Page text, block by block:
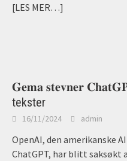
[LES MER…]
𝐆𝐞𝐦𝐚 𝐬𝐭𝐞𝐯𝐧𝐞𝐫
tekster
16/11/2024 admin
OpenAI, den amerikanske
ChatGPT, har blitt saksøkt